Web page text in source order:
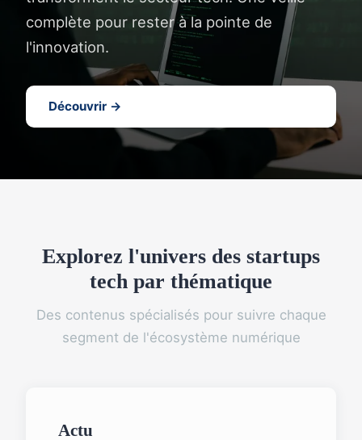
complète pour rester à la pointe de
l'innovation.
Découvrir →
Explorez l'univers des startups
tech par thématique
Des contenus spécialisés pour suivre chaque
segment de l'écosystème numérique
Actu